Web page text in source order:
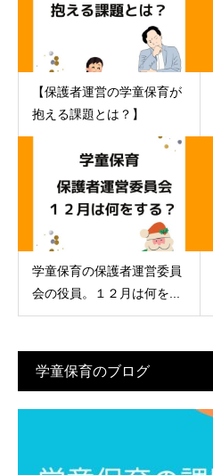
【保護者運営の学童保育が
抱える課題とは？】
学童保育の保護者運営委員
会の役員。１２月は何を...
学童保育のブログ